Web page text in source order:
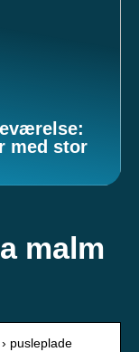
med stor
malm
pusleplade